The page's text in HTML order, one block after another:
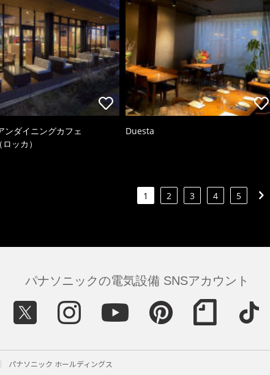
ンダイニングカフェ
ッカ）
Duesta
1 2 3 4 5
パナソニックの電気設備 SNSアカウント
パナソニック ホールディングス